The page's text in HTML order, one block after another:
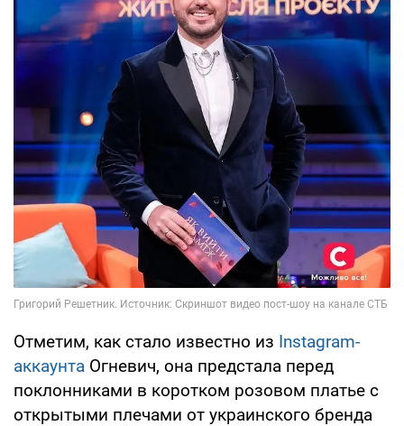
Отметим, как стало известно из Instagram-
аккаунта Огневич, она предстала перед
поклонниками в коротком розовом платье с
открытыми плечами от украинского бренда